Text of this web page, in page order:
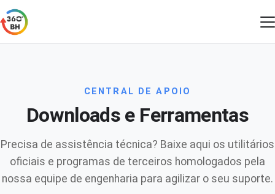
CENTRAL DE APOIO
Downloads e Ferramentas
Precisa de assistência técnica? Baixe aqui os utilitários
oficiais e programas de terceiros homologados pela
nossa equipe de engenharia para agilizar o seu suporte.